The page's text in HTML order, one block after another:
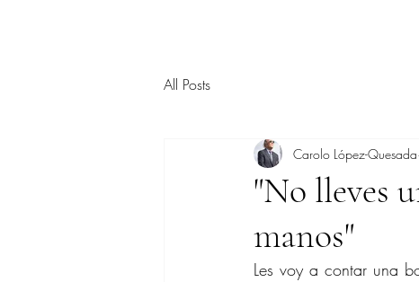
All Posts
"No lleves
manos"
Carolo López-Quesada
Les voy a contar una